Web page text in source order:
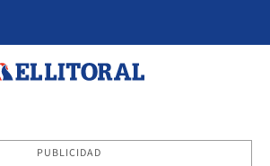
PUBLICIDAD